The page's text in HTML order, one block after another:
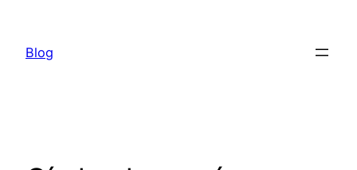
tartalomhoz
Blog